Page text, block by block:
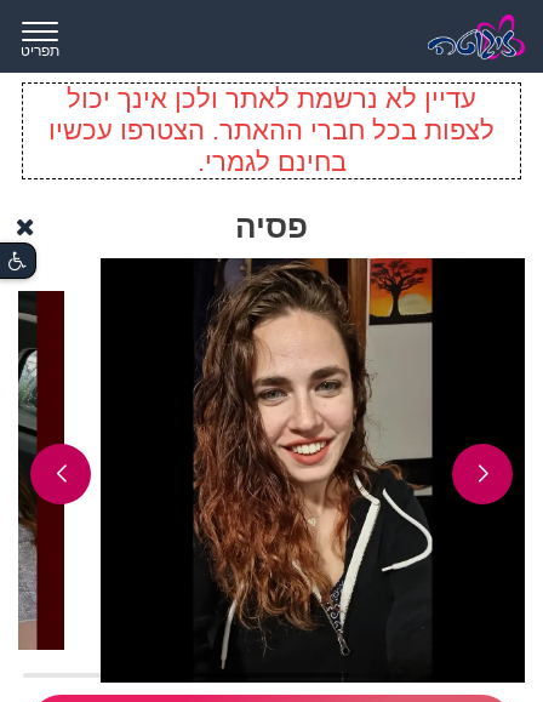
תפריט
עדיין לא נרשמת לאתר ולכן אינך יכול
לצפות בכל חברי ההאתר. הצטרפו עכשיו
בחינם לגמרי.
פסיה